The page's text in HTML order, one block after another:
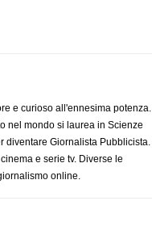
e curioso all'ennesima potenza.
nel mondo si laurea in Scienze
diventare Giornalista Pubblicista.
e serie tv. Diverse le
online.